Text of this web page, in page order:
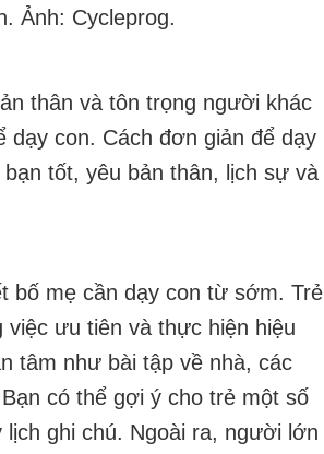
Ảnh: Cycleprog.
thân và tôn trọng người khác
dạy con. Cách đơn giản để dạy
tốt, yêu bản thân, lịch sự và
bố mẹ cần dạy con từ sớm. Trẻ
việc ưu tiên và thực hiện hiệu
tâm như bài tập về nhà, các
có thể gợi ý cho trẻ một số
ghi chú. Ngoài ra, người lớn